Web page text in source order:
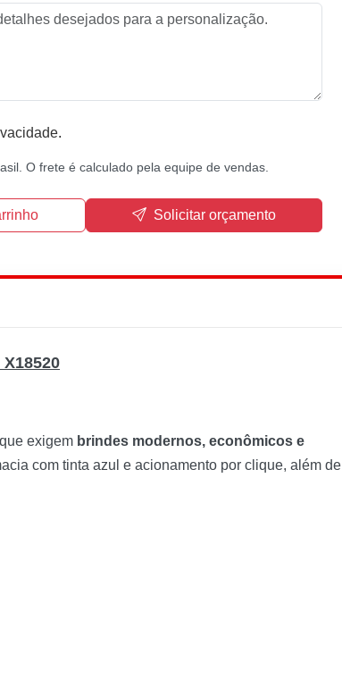
.
O frete é calculado pela equipe de vendas.
Solicitar orçamento
exigem brindes modernos, econômicos e
com tinta azul e acionamento por clique, além de